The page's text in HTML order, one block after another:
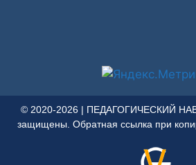
© 2020-2026 | ПЕДАГОГИЧЕСКИЙ
защищены. Обратная ссылка при